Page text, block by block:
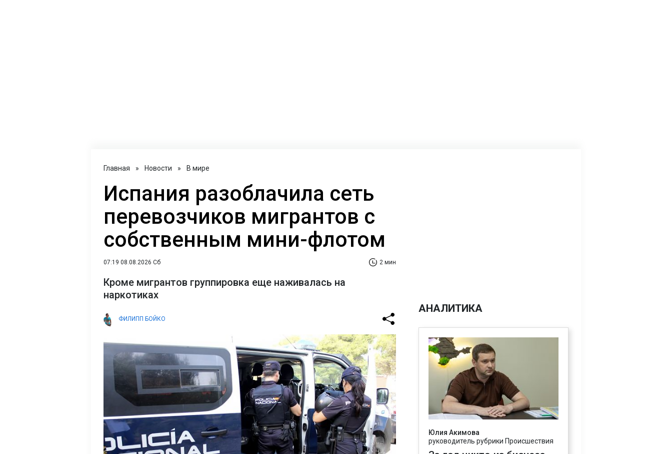
Главная » Новости » В мире
Испания разоблачила сеть
перевозчиков мигрантов с
собственным мини-флотом
07:19 08.08.2026 Сб 2 мин
Кроме мигрантов группировка еще наживалась на
наркотиках
ФИЛИПП БОЙКО
АНАЛИТИКА
Юлия Акимова
руководитель рубрики Происшествия